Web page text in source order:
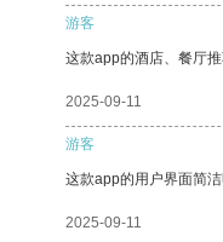
游客
这款app的酒店、餐厅
2025-09-11
游客
这款app的用户界面简
2025-09-11